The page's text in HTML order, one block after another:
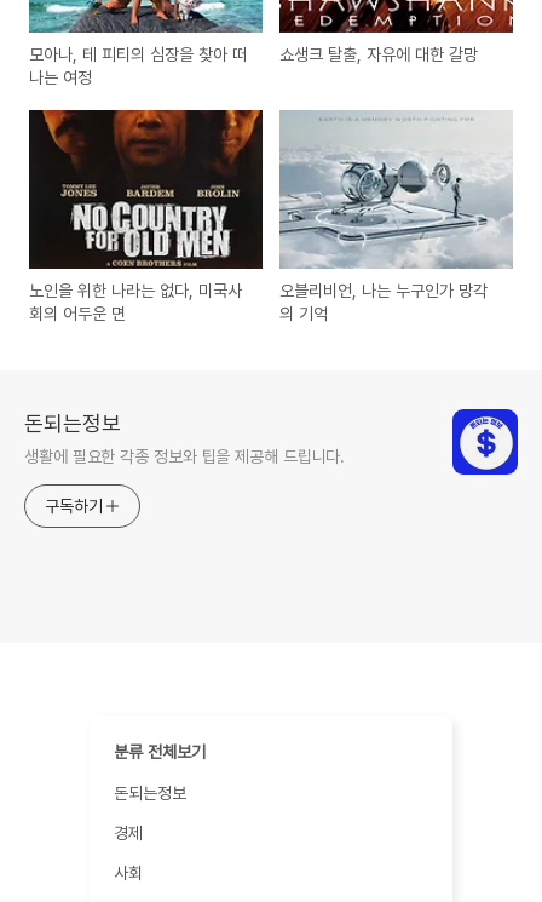
모아나, 테 피티의 심장을 찾아 떠
나는 여정
쇼생크 탈출, 자유에 대한 갈망
노인을 위한 나라는 없다, 미국사
회의 어두운 면
오블리비언, 나는 누구인가 망각
의 기억
돈되는정보
생활에 필요한 각종 정보와 팁을 제공해 드립니다.
구독하기
분류 전체보기
돈되는정보
경제
사회